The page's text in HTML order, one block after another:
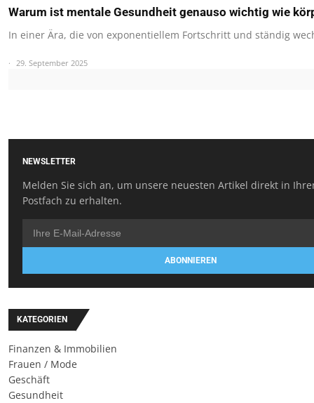
Warum ist mentale Gesundheit genauso wichtig wie
In einer Ära, die von exponentiellem Fortschritt und ständig
29. September 2025
NEWSLETTER
Melden Sie sich an, um unsere neuesten Artikel direkt in
Postfach zu erhalten.
ABONNIEREN
KATEGORIEN
Finanzen & Immobilien
Frauen / Mode
Geschäft
Gesundheit